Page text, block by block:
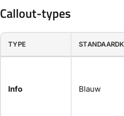
Callout-types
TYPE
Info Blauw